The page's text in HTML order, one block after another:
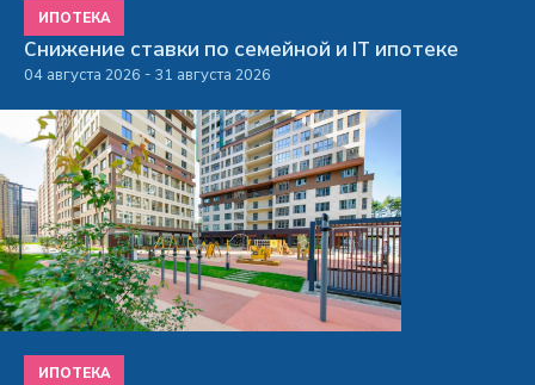
ИПОТЕКА
Снижение ставки по семейной и IT ипотеке
04 августа 2026 - 31 августа 2026
ИПОТЕКА